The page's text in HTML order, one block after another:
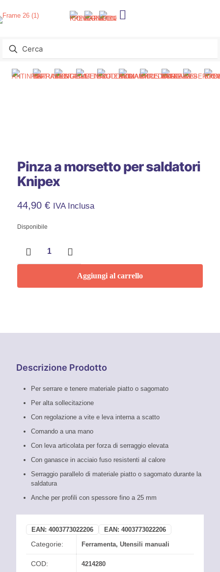
Pinza a morsetto per saldatori
Knipex
44,90 € IVA Inclusa
Disponibile
morsetto
Knipex
Aggiungi al carrello
Descrizione Prodotto
Per serrare e tenere materiale piatto o sagomato
Per alta sollecitazione
Con regolazione a vite e leva interna a scatto
Comando a una mano
Con leva articolata per forza di serraggio elevata
Con ganasce in acciaio fuso resistenti al calore
Serraggio parallelo di materiale piatto o sagomato durante la
saldatura
Anche per profili con spessore fino a 25 mm
EAN: 4003773022206 EAN: 4003773022206
Categorie: Ferramenta, Utensili manuali
COD: 4214280